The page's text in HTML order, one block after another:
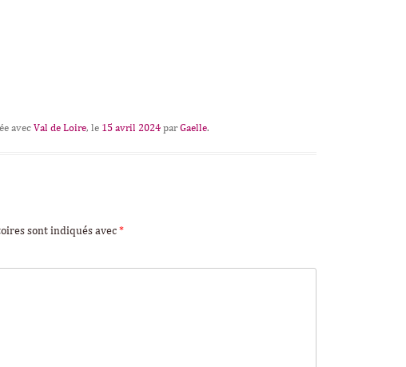
avec Val de Loire, le 15 avril 2024 par Gaelle.
sont indiqués avec *